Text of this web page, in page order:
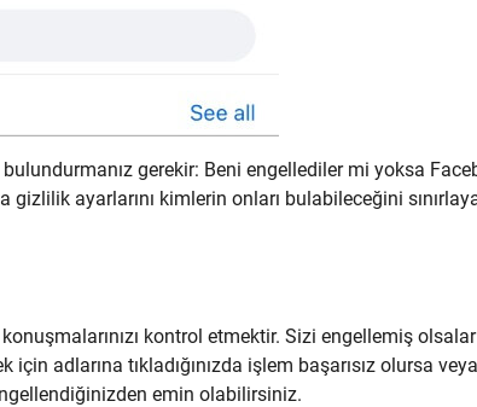
gerekir: Beni engellediler mi yoksa
gizlilik ayarlarını kimlerin onları bulabileceğini
kontrol etmektir. Sizi engellemiş
adlarına tıkladığınızda işlem başarısız olursa veya
emin olabilirsiniz.